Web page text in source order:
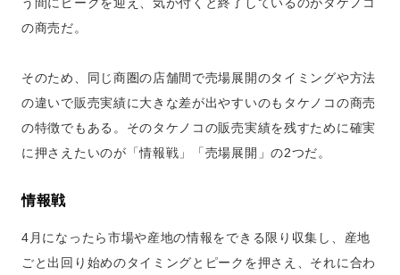
の商売だ。
そのため、同じ商圏の店舗間で売場展開のタイミングや方法
の違いで販売実績に大きな差が出やすいのもタケノコの商売
の特徴でもある。そのタケノコの販売実績を残すために確実
に押さえたいのが「情報戦」「売場展開」の2つだ。
情報戦
4月になったら市場や産地の情報をできる限り収集し、産地
ごと出回り始めのタイミングとピークを押さえ、それに合わ